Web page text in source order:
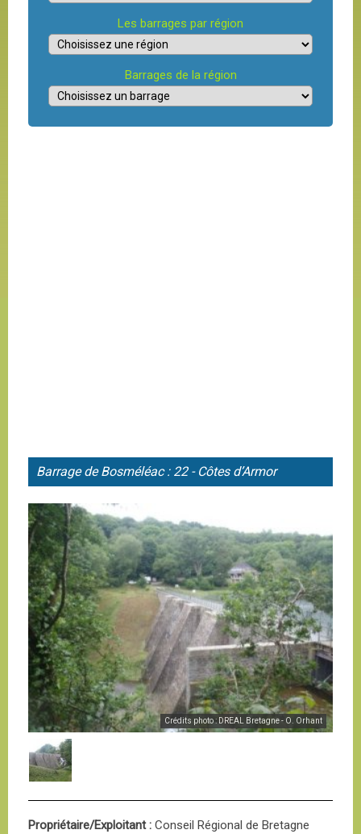
Les barrages par région
Barrages de la région
Barrage de Bosméléac : 22 - Côtes d’Armor
Crédits photo : DREAL Bretagne - O. Orhant
Propriétaire/Exploitant : Conseil Régional de Bretagne